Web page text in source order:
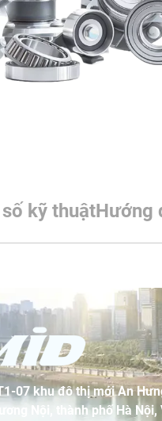
kỹ thuậtHướng
07 khu đô thị mới An
Nội, thành phố Hà Nội,